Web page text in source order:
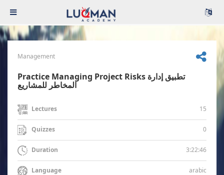
Management
Practice Managing Project Risks تطبيق إدارة
المخاطر للمشاريع
Lectures 15
Quizzes 0
Duration 3:22:46
Language arabic